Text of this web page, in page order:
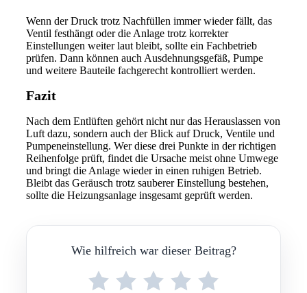
Wenn der Druck trotz Nachfüllen immer wieder fällt, das
Ventil festhängt oder die Anlage trotz korrekter
Einstellungen weiter laut bleibt, sollte ein Fachbetrieb
prüfen. Dann können auch Ausdehnungsgefäß, Pumpe
und weitere Bauteile fachgerecht kontrolliert werden.
Fazit
Nach dem Entlüften gehört nicht nur das Herauslassen von
Luft dazu, sondern auch der Blick auf Druck, Ventile und
Pumpeneinstellung. Wer diese drei Punkte in der richtigen
Reihenfolge prüft, findet die Ursache meist ohne Umwege
und bringt die Anlage wieder in einen ruhigen Betrieb.
Bleibt das Geräusch trotz sauberer Einstellung bestehen,
sollte die Heizungsanlage insgesamt geprüft werden.
Wie hilfreich war dieser Beitrag?